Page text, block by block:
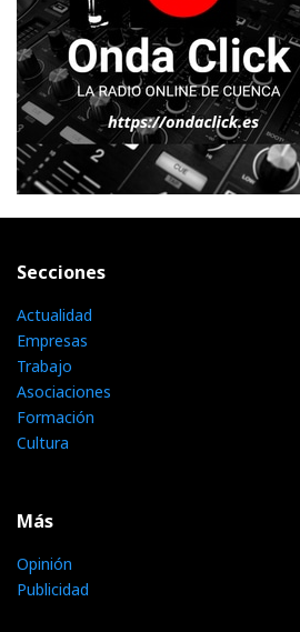
Secciones
Actualidad
Empresas
Trabajo
Asociaciones
Formación
Cultura
Más
Opinión
Publicidad